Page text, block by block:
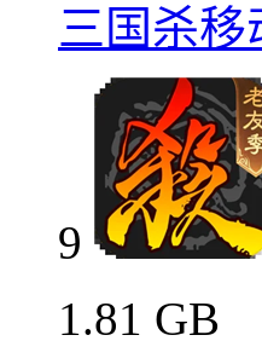
三国杀移
9
1.81 GB